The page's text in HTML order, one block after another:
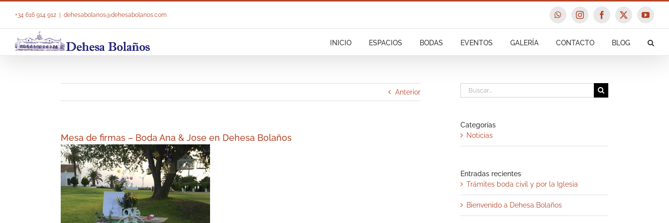
+34 616 914 912 dehesabolanos@dehesabolanos.com WhatsAppInstagramFacebook
X
INICIO ESPACIOS BODAS EVENTOS GALERÍA CONTACTO BLOG
Anterior
Mesa de firmas – Boda Ana & Jose en Dehesa Bolaños
Buscar:
Categorías
Noticias
Entradas recientes
Trámites boda civil y por la Iglesia
Bienvenido a Dehesa Bolaños